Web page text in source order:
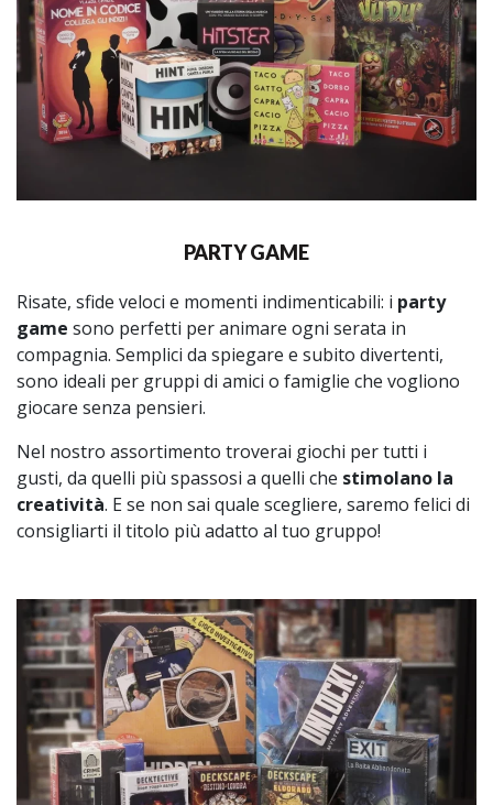
PARTY GAME
Risate, sfide veloci e momenti indimenticabili: i party
game sono perfetti per animare ogni serata in
compagnia. Semplici da spiegare e subito divertenti,
sono ideali per gruppi di amici o famiglie che vogliono
giocare senza pensieri.
Nel nostro assortimento troverai giochi per tutti i
gusti, da quelli più spassosi a quelli che stimolano la
creatività. E se non sai quale scegliere, saremo felici di
consigliarti il titolo più adatto al tuo gruppo!